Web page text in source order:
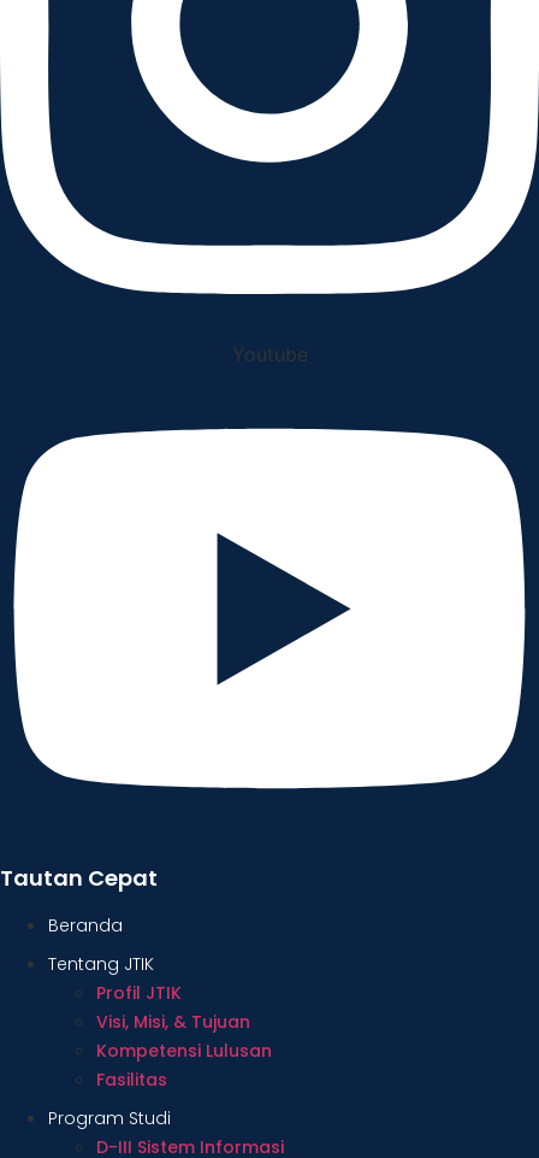
Youtube
Tautan Cepat
Beranda
Tentang JTIK
Profil JTIK
Visi, Misi, & Tujuan
Kompetensi Lulusan
Fasilitas
Program Studi
D-III Sistem Informasi